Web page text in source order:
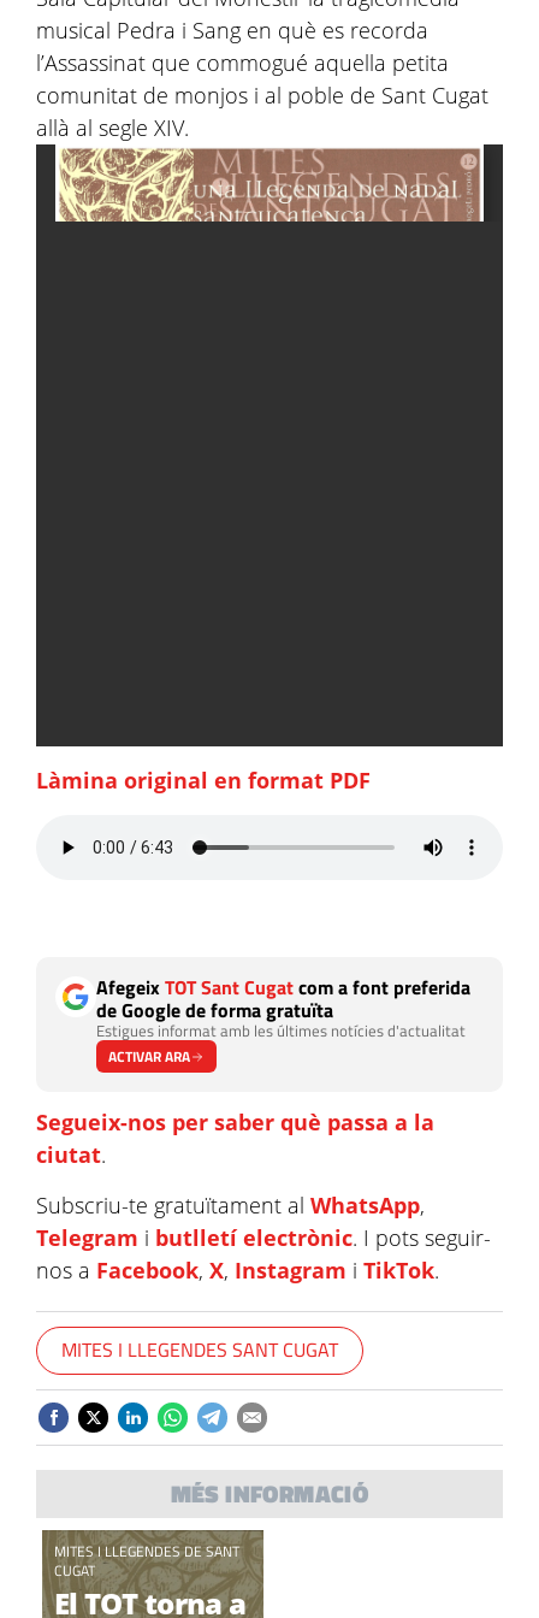
musical Pedra i Sang en què es recorda
l’Assassinat que commogué aquella petita
comunitat de monjos i al poble de Sant Cugat
allà al segle XIV.
Làmina original en format PDF
AfegeixTOT Sant Cugatcom a font preferida
de Google de forma gratuïta
Estigues informat amb les últimes notícies d'actualitat
ACTIVAR ARA
Segueix-nos per saber què passa a la
ciutat.
Subscriu-te gratuïtament al WhatsApp,
Telegram i butlletí electrònic. I pots seguir-
nos a Facebook, X, Instagram i TikTok.
MITES I LLEGENDES SANT CUGAT
MÉS INFORMACIÓ
MITES I LLEGENDES DE SANT
CUGAT
El TOT torna a